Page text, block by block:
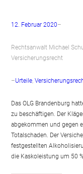
12. Februar 2020–
Rechtsanwalt Michael
Versicherungsrecht
–Urteile,
Das OLG Brandenburg
zu beschäftigen. Der
abgekommen und gegen
Totalschaden. Der
festgestellten
die Kaskoleistung um 50